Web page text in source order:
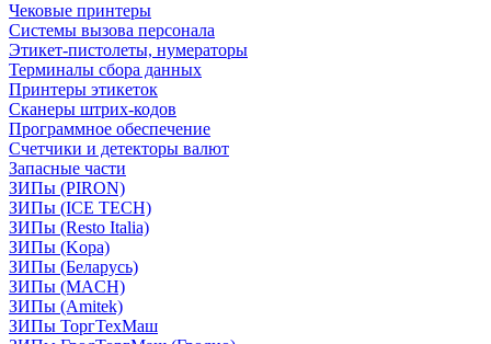
Чековые принтеры
Системы вызова персонала
Этикет-пистолеты, нумераторы
Терминалы сбора данных
Принтеры этикеток
Сканеры штрих-кодов
Программное обеспечение
Счетчики и детекторы валют
Запасные части
ЗИПы (PIRON)
ЗИПы (ICE TECH)
ЗИПы (Resto Italia)
ЗИПы (Kopa)
ЗИПы (Беларусь)
ЗИПы (MACH)
ЗИПы (Amitek)
ЗИПы ТоргТехМаш